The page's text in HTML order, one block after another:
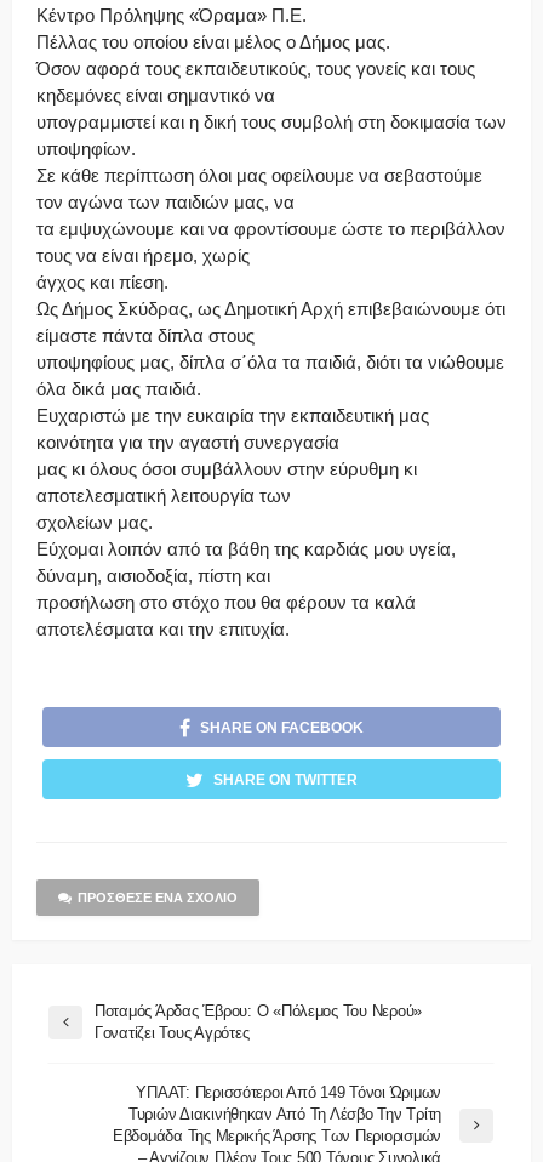
Κέντρο Πρόληψης «Όραμα» Π.Ε.
Πέλλας του οποίου είναι μέλος ο Δήμος μας.
Όσον αφορά τους εκπαιδευτικούς, τους γονείς και τους
κηδεμόνες είναι σημαντικό να
υπογραμμιστεί και η δική τους συμβολή στη δοκιμασία των
υποψηφίων.
Σε κάθε περίπτωση όλοι μας οφείλουμε να σεβαστούμε
τον αγώνα των παιδιών μας, να
τα εμψυχώνουμε και να φροντίσουμε ώστε το περιβάλλον
τους να είναι ήρεμο, χωρίς
άγχος και πίεση.
Ως Δήμος Σκύδρας, ως Δημοτική Αρχή επιβεβαιώνουμε ότι
είμαστε πάντα δίπλα στους
υποψηφίους μας, δίπλα σ΄όλα τα παιδιά, διότι τα νιώθουμε
όλα δικά μας παιδιά.
Ευχαριστώ με την ευκαιρία την εκπαιδευτική μας
κοινότητα για την αγαστή συνεργασία
μας κι όλους όσοι συμβάλλουν στην εύρυθμη κι
αποτελεσματική λειτουργία των
σχολείων μας.
Εύχομαι λοιπόν από τα βάθη της καρδιάς μου υγεία,
δύναμη, αισιοδοξία, πίστη και
προσήλωση στο στόχο που θα φέρουν τα καλά
αποτελέσματα και την επιτυχία.
SHARE ON FACEBOOK
SHARE ON TWITTER
ΠΡΌΣΘΕΣΕ ΈΝΑ ΣΧΌΛΙΟ
Ποταμός Άρδας Έβρου: O «πόλεμος Του Νερού»
Γονατίζει Τους Αγρότες
ΥΠΑΑΤ: Περισσότεροι Από 149 Τόνοι Ώριμων
Τυριών Διακινήθηκαν Από Τη Λέσβο Την Τρίτη
Εβδομάδα Της Μερικής Άρσης Των Περιορισμών
– Αγγίζουν Πλέον Τους 500 Τόνους Συνολικά